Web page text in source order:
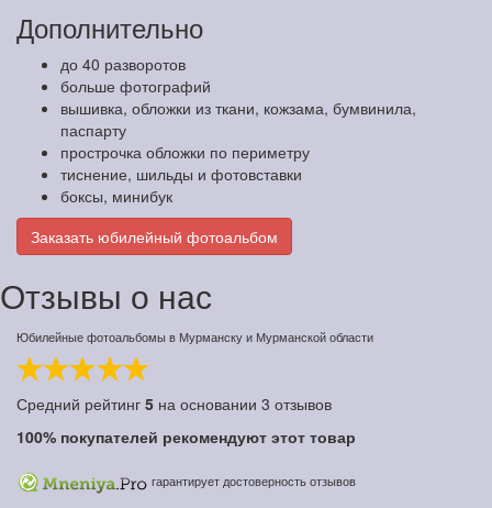
Дополнительно
до 40 разворотов
больше фотографий
вышивка, обложки из ткани, кожзама, бумвинила,
паспарту
прострочка обложки по периметру
тиснение, шильды и фотовставки
боксы, минибук
Заказать юбилейный фотоальбом
Отзывы о нас
Юбилейные фотоальбомы в Мурманску и Мурманской области
Средний рейтинг 5 на основании 3 отзывов
100% покупателей рекомендуют этот товар
гарантирует достоверность отзывов